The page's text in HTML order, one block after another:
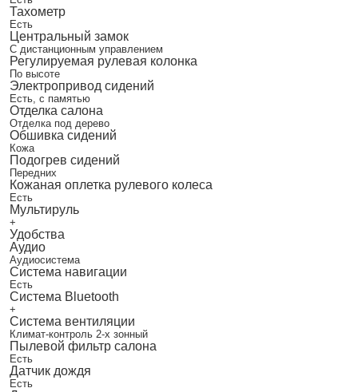
Тахометр
Есть
Центральный замок
С дистанционным управлением
Регулируемая рулевая колонка
По высоте
Электропривод сидений
Есть, с памятью
Отделка салона
Отделка под дерево
Обшивка сидений
Кожа
Подогрев сидений
Передних
Кожаная оплетка рулевого колеса
Есть
Мультируль
+
Удобства
Аудио
Аудиосистема
Система навигации
Есть
Система Bluetooth
+
Система вентиляции
Климат-контроль 2-х зонный
Пылевой фильтр салона
Есть
Датчик дождя
Есть